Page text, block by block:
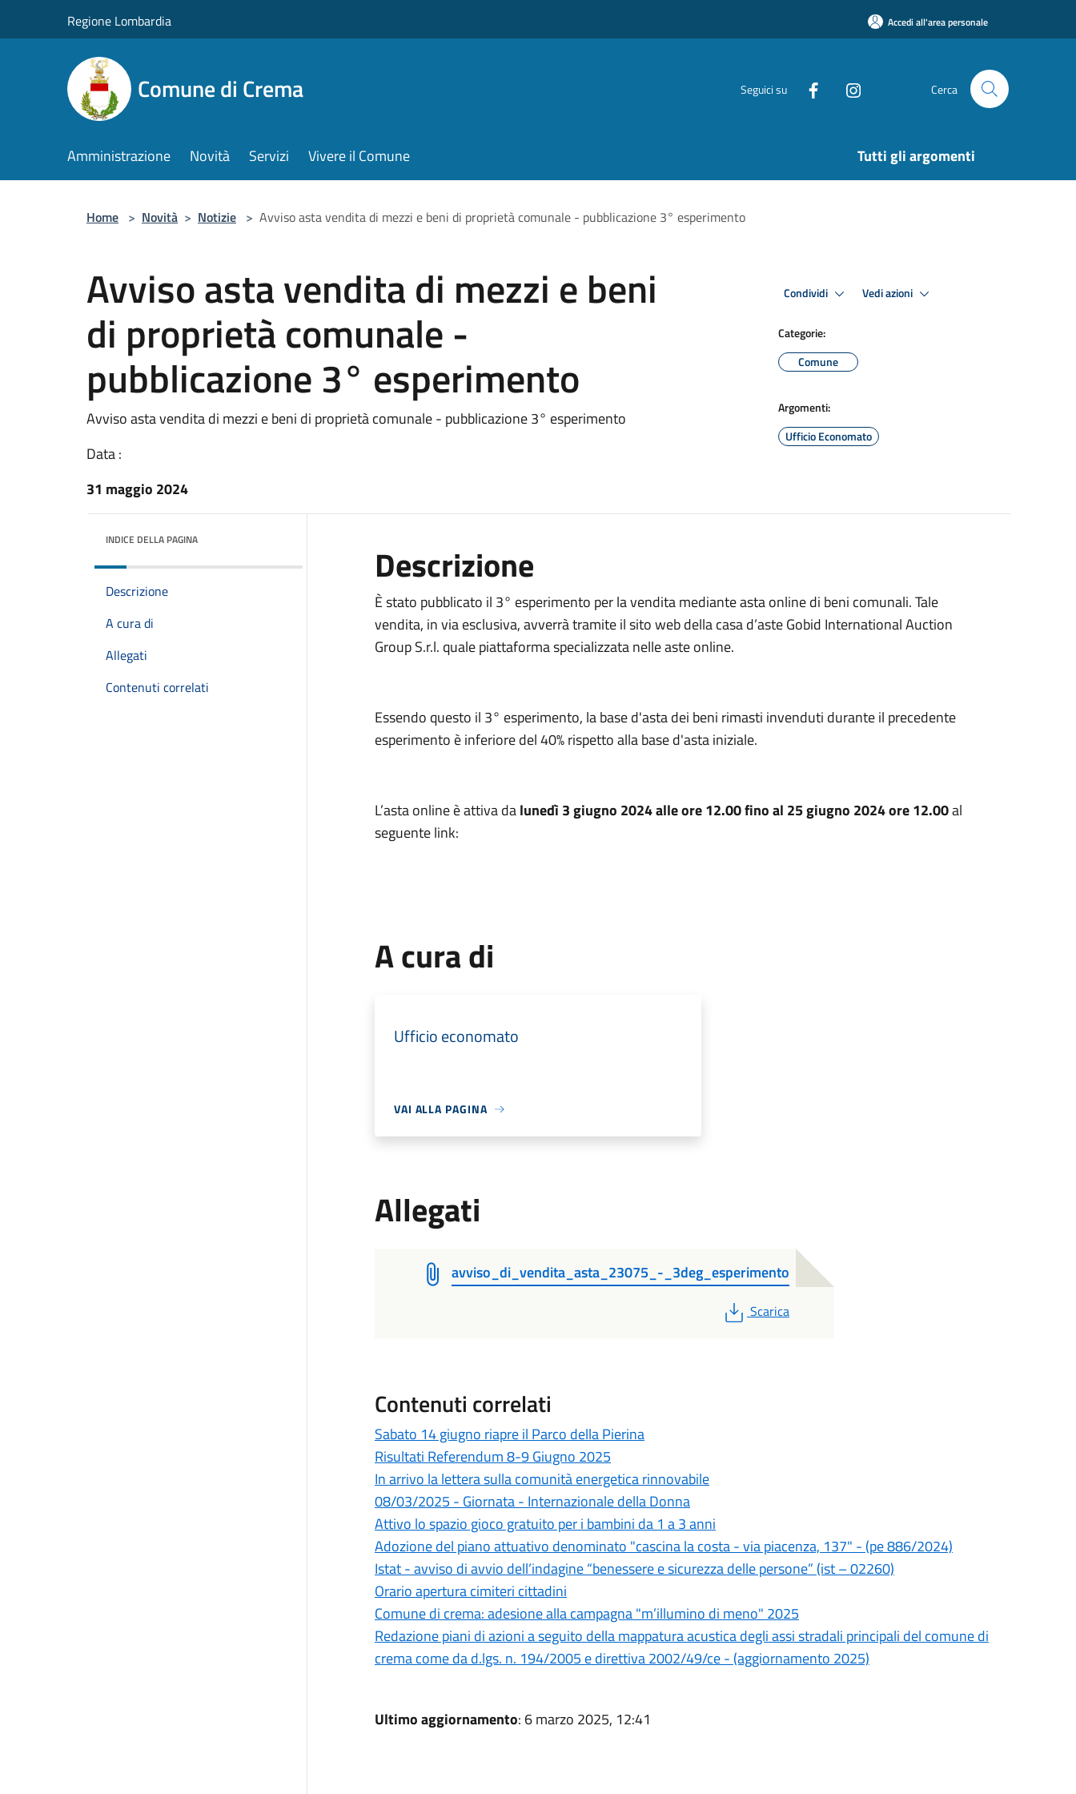
Regione Lombardia Accedi all'area personale
Comune di Crema Seguici su Cerca
Amministrazione Novità Servizi Vivere il Comune Tutti gli argomenti
Home > Novità > Notizie > Avviso asta vendita di mezzi e beni di proprietà comunale - pubblicazione 3° esperimento
Avviso asta vendita di mezzi e beni
di proprietà comunale -
pubblicazione 3° esperimento
Avviso asta vendita di mezzi e beni di proprietà comunale - pubblicazione 3° esperimento
Data :
31 maggio 2024
Condividi Vedi azioni
Categorie:
Comune
Argomenti:
Ufficio Economato
INDICE DELLA PAGINA
Descrizione
A cura di
Allegati
Contenuti correlati
Descrizione
È stato pubblicato il 3° esperimento per la vendita mediante asta online di beni comunali. Tale
vendita, in via esclusiva, avverrà tramite il sito web della casa d’aste Gobid International Auction
Group S.r.l. quale piattaforma specializzata nelle aste online.
Essendo questo il 3° esperimento, la base d'asta dei beni rimasti invenduti durante il precedente
esperimento è inferiore del 40% rispetto alla base d'asta iniziale.
L’asta online è attiva dalunedì 3 giugno 2024 alle ore 12.00 fino al 25 giugno 2024 ore 12.00al
seguente link:
A cura di
Ufficio economato
VAI ALLA PAGINA
Allegati
avviso_di_vendita_asta_23075_-_3deg_esperimento
PDF
Scarica
Contenuti correlati
Sabato 14 giugno riapre il Parco della Pierina
Risultati Referendum 8-9 Giugno 2025
In arrivo la lettera sulla comunità energetica rinnovabile
08/03/2025 - Giornata - Internazionale della Donna
Attivo lo spazio gioco gratuito per i bambini da 1 a 3 anni
Adozione del piano attuativo denominato "cascina la costa - via piacenza, 137" - (pe 886/2024)
Istat - avviso di avvio dell’indagine “benessere e sicurezza delle persone” (ist – 02260)
Orario apertura cimiteri cittadini
Comune di crema: adesione alla campagna "m’illumino di meno" 2025
Redazione piani di azioni a seguito della mappatura acustica degli assi stradali principali del comune di
crema come da d.lgs. n. 194/2005 e direttiva 2002/49/ce - (aggiornamento 2025)
Ultimo aggiornamento: 6 marzo 2025, 12:41